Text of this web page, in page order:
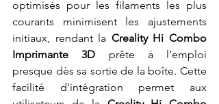
optimisés pour les filaments les plus
courants minimisent les ajustements
initiaux, rendant la Creality Hi Combo
Imprimante 3D prête à l'emploi
presque dès sa sortie de la boîte. Cette
facilité d'intégration permet aux